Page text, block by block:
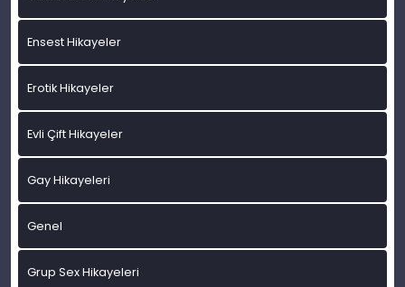
Ensest Hikayeler
Erotik Hikayeler
Evli Çift Hikayeler
Gay Hikayeleri
Genel
Grup Sex Hikayeleri